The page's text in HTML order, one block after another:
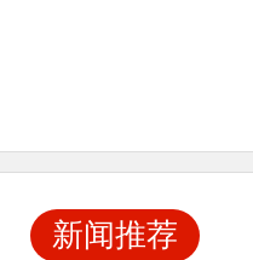
新闻推荐